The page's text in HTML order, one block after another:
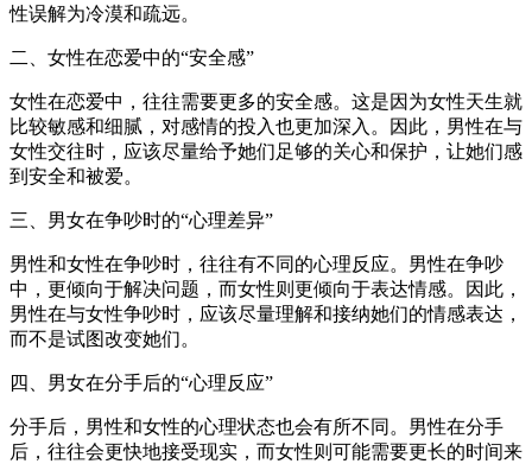
性误解为冷漠和疏远。
二、女性在恋爱中的“安全感”
女性在恋爱中，往往需要更多的安全感。这是因为女性天生就
比较敏感和细腻，对感情的投入也更加深入。因此，男性在与
女性交往时，应该尽量给予她们足够的关心和保护，让她们感
到安全和被爱。
三、男女在争吵时的“心理差异”
男性和女性在争吵时，往往有不同的心理反应。男性在争吵
中，更倾向于解决问题，而女性则更倾向于表达情感。因此，
男性在与女性争吵时，应该尽量理解和接纳她们的情感表达，
而不是试图改变她们。
四、男女在分手后的“心理反应”
分手后，男性和女性的心理状态也会有所不同。男性在分手
后，往往会更快地接受现实，而女性则可能需要更长的时间来